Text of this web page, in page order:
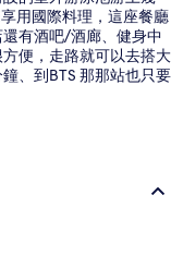
用國際料理，這座餐廳
有酒吧/酒廊、健身中
便，走路就可以去搭大
、到BTS 那那站也只要